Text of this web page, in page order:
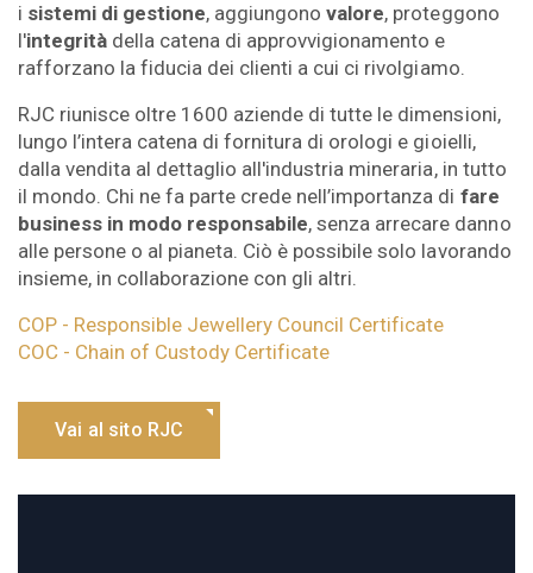
i sistemi di gestione, aggiungonovalore, proteggono
l'integrità della catena di approvvigionamento e
rafforzano la fiducia dei clienti a cui ci rivolgiamo.
RJC riunisce oltre 1600 aziende di tutte le dimensioni,
lungo l’intera catena di fornitura di orologi e gioielli,
dalla vendita al dettaglio all'industria mineraria, in tutto
il mondo. Chi ne fa parte crede nell’importanza di fare
business in modo responsabile, senza arrecare danno
alle persone o al pianeta. Ciò è possibile solo lavorando
insieme, in collaborazione con gli altri.
COP - Responsible Jewellery Council Certificate
COC - Chain of Custody Certificate
Vai al sito RJC